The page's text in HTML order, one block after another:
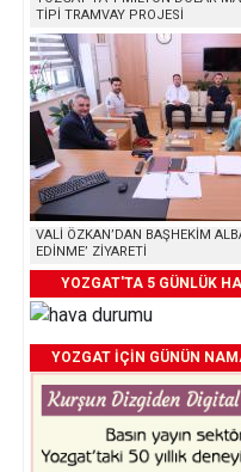
TİPİ TRAMVAY PROJESİ
VALİ ÖZKAN’DAN BAŞHEKİM
EDİNME’ ZİYARETİ
YOZGAT'TA 5 GÜNLÜK
YOZGAT İÇİN GÜNÜN